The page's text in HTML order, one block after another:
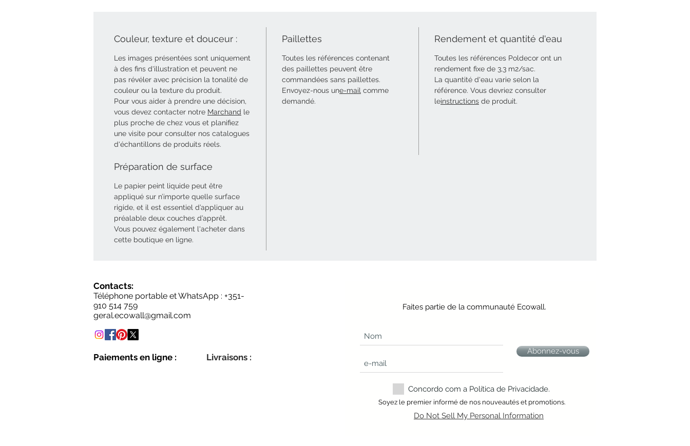
Couleur, texture et douceur :
Les images présentées sont uniquement
à des fins d'illustration et peuvent ne
pas révéler avec précision la tonalité de
couleur ou la texture du produit.
Pour vous aider à prendre une décision,
vous devez contacter notre Marchand le
plus proche de chez vous et planifiez
une visite pour consulter nos catalogues
d'échantillons de produits réels.
Paillettes
Toutes les références contenant
des paillettes peuvent être
commandées sans paillettes.
Envoyez-nous une-mail comme
demandé.
Rendement et quantité d'eau
Toutes les références Poldecor ont un
rendement fixe de 3,3 m2/sac.
La quantité d'eau varie selon la
référence. Vous devriez consulter
leinstructions de produit.
Préparation de surface
Le papier peint liquide peut être
appliqué sur n’importe quelle surface
rigide, et il est essentiel d’appliquer au
préalable deux couches d’apprêt.
Vous pouvez également l'acheter dans
cette boutique en ligne.
Contacts:
Téléphone portable et WhatsApp : +351-
910 514 759
geral.ecowall@gmail.com
Paiements en ligne : Livraisons :
Faites partie de la communauté Ecowall.
Abonnez-vous
Concordo com a Política de Privacidade.
Soyez le premier informé de nos nouveautés et promotions.
Do Not Sell My Personal Information